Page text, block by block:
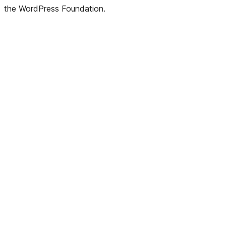
the WordPress Foundation.